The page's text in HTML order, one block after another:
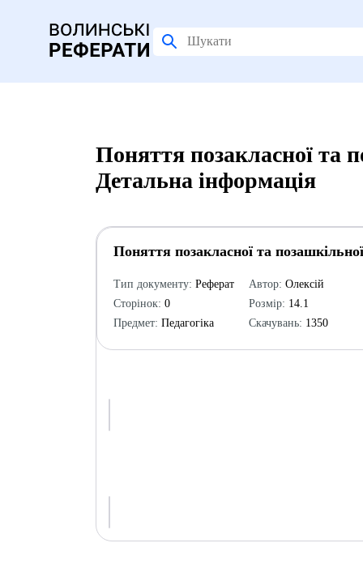
Поняття позакласної та
Детальна інформація
Поняття позакласної та
Тип документу: Реферат
Сторінок: 0
Предмет: Педагогіка
Автор: Олексій
Розмір: 14.1
Скачувань: 1350